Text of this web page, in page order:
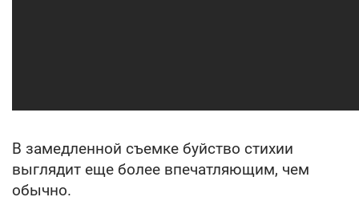
В замедленной съемке буйство стихии
выглядит еще более впечатляющим, чем
обычно.